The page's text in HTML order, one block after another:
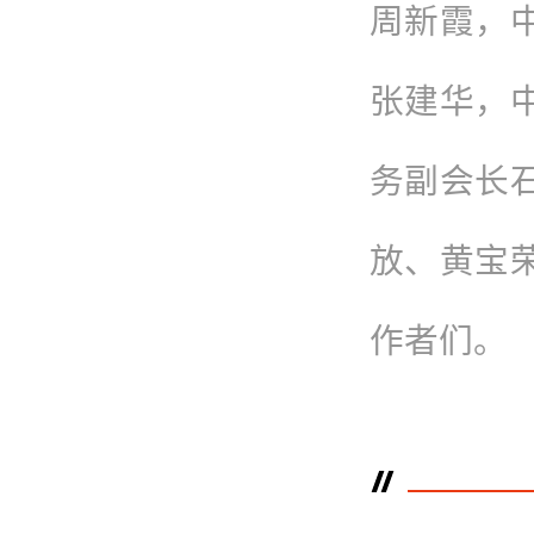
周新霞，
张建华，
务副会长
放、黄宝
作者们。